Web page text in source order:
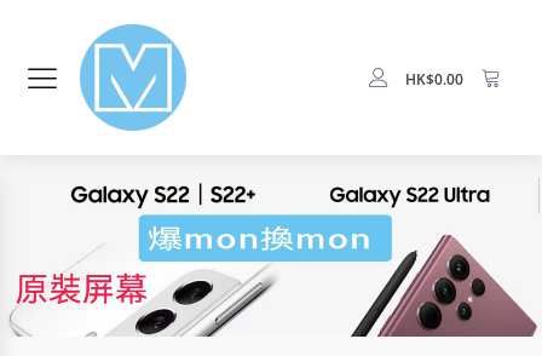
HK$0.00